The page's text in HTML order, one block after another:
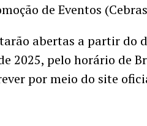
de Eventos
abertas a partir do
2025, pelo horário de
por meio do site